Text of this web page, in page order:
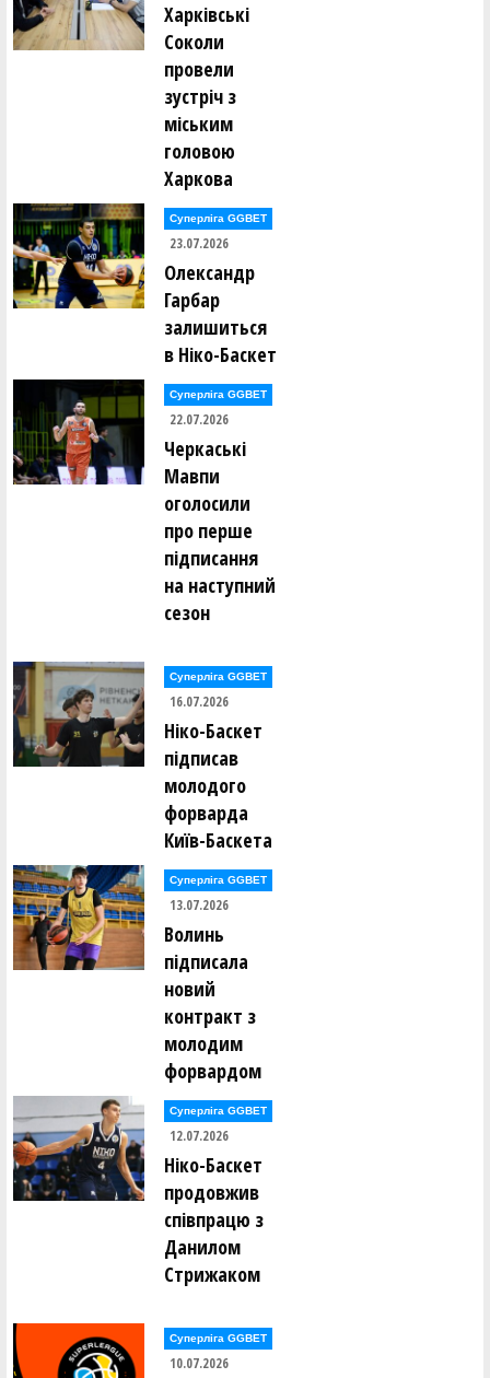
Харківські
Соколи
провели
зустріч з
міським
головою
Харкова
Суперліга GGBET
23.07.2026
Олександр
Гарбар
залишиться
в Ніко-Баскет
Суперліга GGBET
22.07.2026
Черкаські
Мавпи
оголосили
про перше
підписання
на наступний
сезон
Суперліга GGBET
16.07.2026
Ніко-Баскет
підписав
молодого
форварда
Київ-Баскета
Суперліга GGBET
13.07.2026
Волинь
підписала
новий
контракт з
молодим
форвардом
Суперліга GGBET
12.07.2026
Ніко-Баскет
продовжив
співпрацю з
Данилом
Стрижаком
Суперліга GGBET
10.07.2026